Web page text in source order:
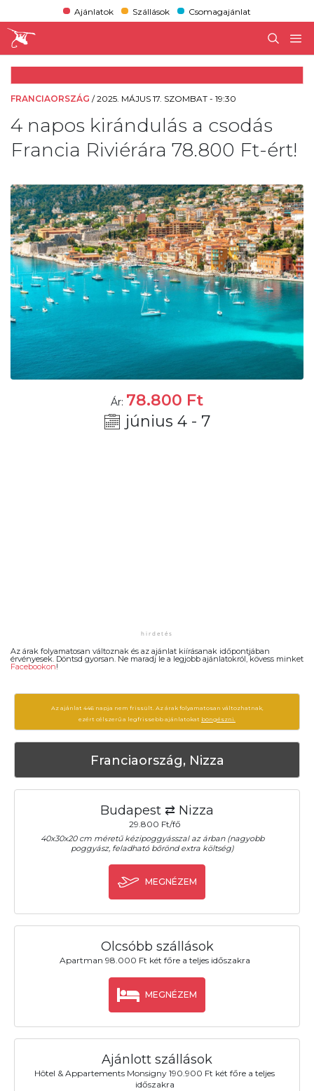
Ajánlatok Szállások Csomagajánlat
FRANCIAORSZÁG /2025. MÁJUS 17. SZOMBAT - 19:30
4 napos kirándulás a csodás
Francia Riviérára 78.800 Ft-ért!
Ár: 78.800 Ft
június 4 - 7
Az árak folyamatosan változnak és az ajánlat kiírásanak időpontjában
érvényesek. Döntsd gyorsan. Ne maradj le a legjobb ajánlatokról, kövess minket
Facebookon!
Az ajánlat 446 napja nem frissült. Az árak folyamatosan változhatnak,
ezért célszerű a legfrissebb ajánlatokat böngészni.
Franciaország, Nizza
Budapest ⇄ Nizza
29.800 Ft/fő
40x30x20 cm méretű kézipoggyásszal az árban (nagyobb
poggyász, feladható bőrönd extra költség)
MEGNÉZEM
Olcsóbb szállások
Apartman 98.000 Ft két főre a teljes időszakra
MEGNÉZEM
Ajánlott szállások
Hôtel & Appartements Monsigny 190.900 Ft két főre a teljes
időszakra